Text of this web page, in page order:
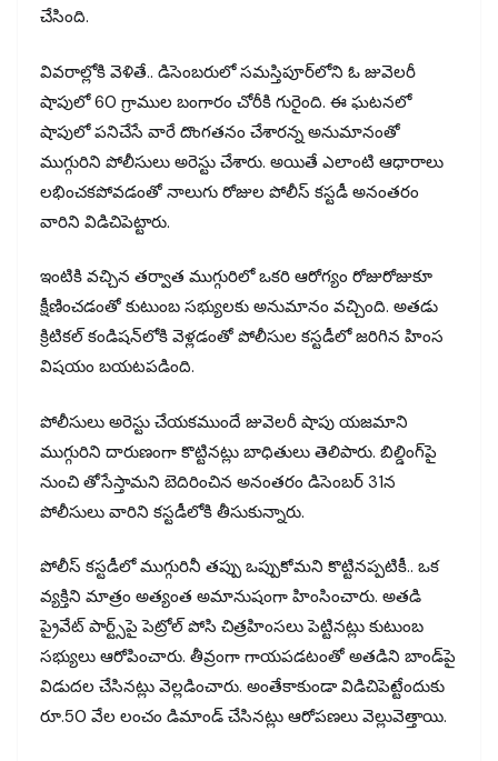
చేసింది.
వివరాల్లోకి వెళితే.. డిసెంబరులో సమస్తిపూర్‌లోని ఓ జువెలరీ
షాపులో 60 గ్రాముల బంగారం చోరీకి గురైంది. ఈ ఘటనలో
షాపులో పనిచేసే వారే దొంగతనం చేశారన్న అనుమానంతో
ముగ్గురిని పోలీసులు అరెస్టు చేశారు. అయితే ఎలాంటి ఆధారాలు
లభించకపోవడంతో నాలుగు రోజుల పోలీస్ కస్టడీ అనంతరం
వారిని విడిచిపెట్టారు.
ఇంటికి వచ్చిన తర్వాత ముగ్గురిలో ఒకరి ఆరోగ్యం రోజురోజుకూ
క్షీణించడంతో కుటుంబ సభ్యులకు అనుమానం వచ్చింది. అతడు
క్రిటికల్ కండిషన్‌లోకి వెళ్లడంతో పోలీసుల కస్టడీలో జరిగిన హింస
విషయం బయటపడింది.
పోలీసులు అరెస్టు చేయకముందే జువెలరీ షాపు యజమాని
ముగ్గురిని దారుణంగా కొట్టినట్లు బాధితులు తెలిపారు. బిల్డింగ్‌పై
నుంచి తోసేస్తామని బెదిరించిన అనంతరం డిసెంబర్ 31న
పోలీసులు వారిని కస్టడీలోకి తీసుకున్నారు.
పోలీస్ కస్టడీలో ముగ్గురినీ తప్పు ఒప్పుకోమని కొట్టినప్పటికీ.. ఒక
వ్యక్తిని మాత్రం అత్యంత అమానుషంగా హింసించారు. అతడి
ప్రైవేట్ పార్ట్స్‌పై పెట్రోల్ పోసి చిత్రహింసలు పెట్టినట్లు కుటుంబ
సభ్యులు ఆరోపించారు. తీవ్రంగా గాయపడటంతో అతడిని బాండ్‌పై
విడుదల చేసినట్లు వెల్లడించారు. అంతేకాకుండా విడిచిపెట్టేందుకు
రూ.50 వేల లంచం డిమాండ్ చేసినట్లు ఆరోపణలు వెల్లువెత్తాయి.